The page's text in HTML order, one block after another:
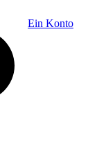
Ein Konto